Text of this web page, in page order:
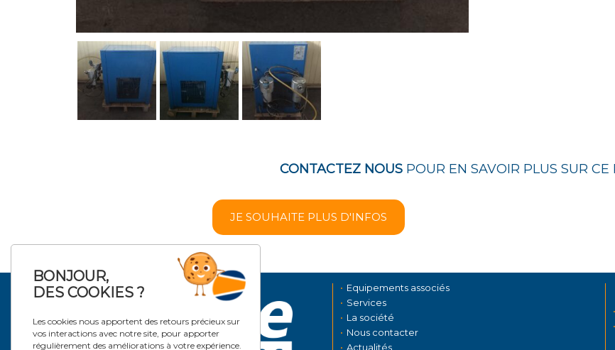
CONTACTEZ NOUSPOUR EN SAVOIR PLUS SUR CE
JE SOUHAITE PLUS D'INFOS
Equipements associés
Services
La société
Nous contacter
Actualités
BONJOUR,
DES COOKIES ?
Les cookies nous apportent des retours précieux sur
vos interactions avec notre site, pour apporter
régulièrement des améliorations à votre expérience.